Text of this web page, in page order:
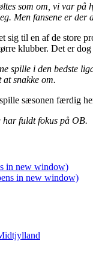
som om, vi var på
Men fansene er der
til en af de store
klubber. Det er
spille i den bedste
snakke om.
sæsonen færdig
fuldt fokus på OB.
in new window)
in new window)